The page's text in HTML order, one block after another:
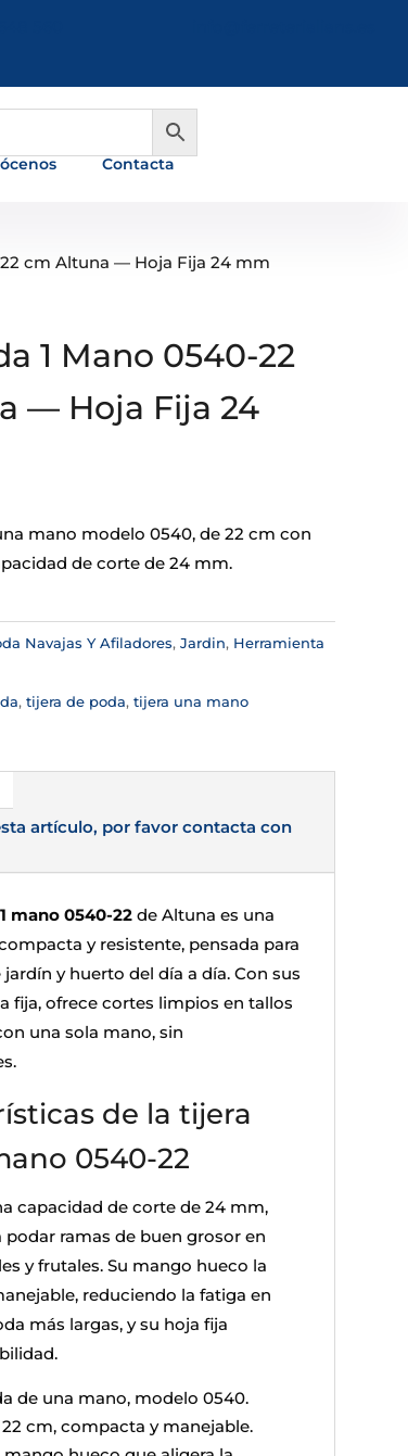
Contacta
cm Altuna — Hoja Fija 24 mm
1 Mano 0540-22
— Hoja Fija 24
mano modelo 0540, de 22 cm con
de corte de 24 mm.
Navajas Y Afiladores, Jardin, Herramienta
, tijera de poda, tijera una mano
artículo, por favor contacta con
mano 0540-22de Altuna es una
y resistente, pensada para
y huerto del día a día. Con sus
fija, ofrece cortes limpios en tallos
una sola mano, sin
de la tijera
0540-22
capacidad de corte de 24 mm,
podar ramas de buen grosor en
y frutales. Su mango hueco la
reduciendo la fatiga en
más largas, y su hoja fija
de una mano, modelo 0540.
cm, compacta y manejable.